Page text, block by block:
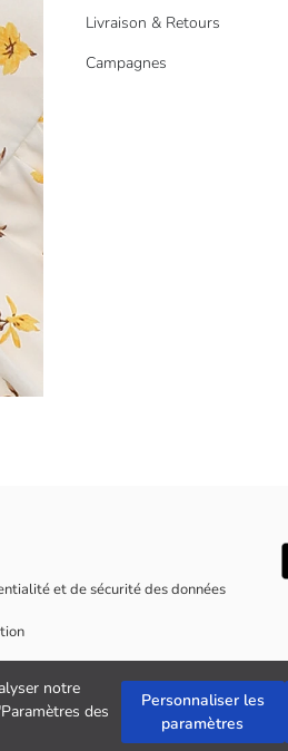
notre
des
Personnaliser les
paramètres
Livraison & Retours
Campagnes
et de sécurité des données